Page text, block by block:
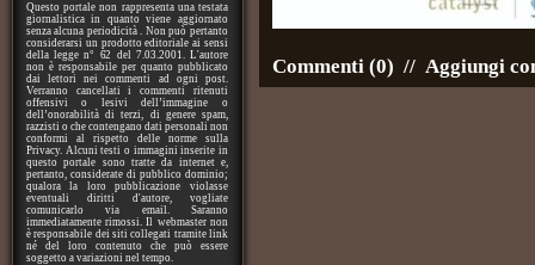
Questo portale non rappresenta una testata
giornalistica in quanto viene aggiornato
senza alcuna periodicità . Non può pertanto
considerarsi un prodotto editoriale ai sensi
della legge n° 62 del 7.03.2001. L'autore
non è responsabile per quanto pubblicato
dai lettori nei commenti ad ogni post.
Verranno cancellati i commenti ritenuti
offensivi o lesivi dell’immagine o
dell’onorabilità di terzi, di genere spam,
razzisti o che contengano dati personali non
conformi al rispetto delle norme sulla
Privacy. Alcuni testi o immagini inserite in
questo portale sono tratte da internet e,
pertanto, considerate di pubblico dominio;
qualora la loro pubblicazione violasse
eventuali diritti d'autore, vogliate
comunicarlo via email. Saranno
immediatamente rimossi. Il webmaster non
è responsabile dei siti collegati tramite link
né del loro contenuto che può essere
soggetto a variazioni nel tempo.
Commenti (0) // Aggiungi